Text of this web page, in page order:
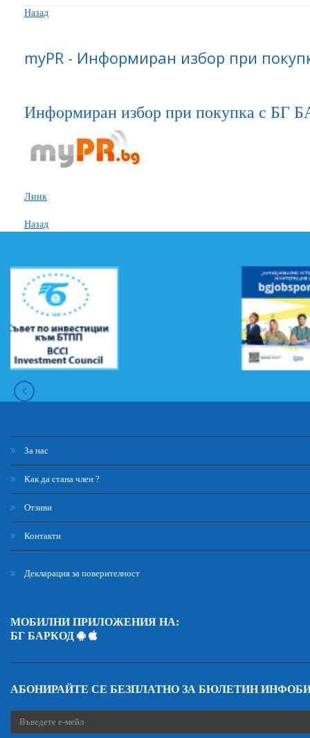
Назад
myPR - Информиран избор при
Информиран избор при покупка с БГ
Линк
Назад
За нас
Как да стана член ?
Отзиви
Контакти
Декларация за поверителност
МОБИЛНИ ПРИЛОЖЕНИЯ НА:
БГ БАРКОД
АБОНИРАЙТЕ СЕ БЕЗПЛАТНО ЗА БЮЛЕТИН